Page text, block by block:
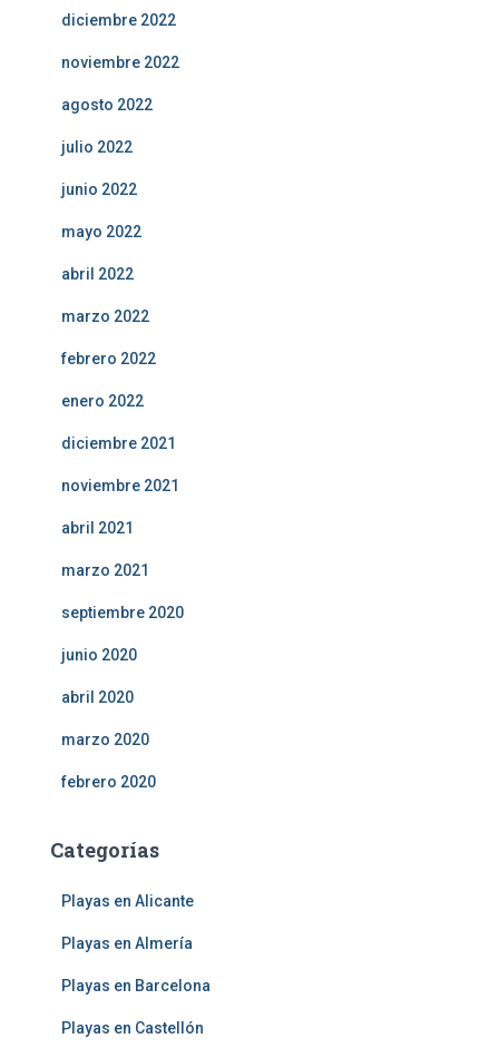
diciembre 2022
noviembre 2022
agosto 2022
julio 2022
junio 2022
mayo 2022
abril 2022
marzo 2022
febrero 2022
enero 2022
diciembre 2021
noviembre 2021
abril 2021
marzo 2021
septiembre 2020
junio 2020
abril 2020
marzo 2020
febrero 2020
Categorías
Playas en Alicante
Playas en Almería
Playas en Barcelona
Playas en Castellón